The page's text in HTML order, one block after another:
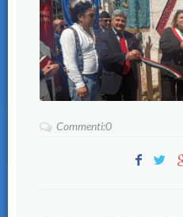
Commenti:0